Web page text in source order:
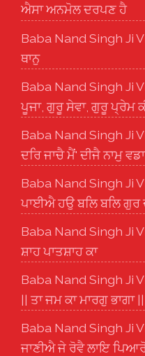
ਐਸਾ ਅਨਮੋਲ ਦਰਪਣ ਹੈ
Baba Nand Singh Ji
ਥਾਨੁ
Baba Nand Singh Ji
ਪੂਜਾ, ਗੁਰੂ ਸੇਵਾ, ਗੁਰੂ ਪ੍ਰੇਮ
Baba Nand Singh Ji
ਦਰਿ ਜਾਚੈ ਮੈਂ' ਦੀਜੈ ਨਾਮੁ
Baba Nand Singh Ji
ਪਾਈਐ ਹਉ ਬਲਿ ਬਲਿ ਗੁਰ
Baba Nand Singh Ji
ਸ਼ਾਹ ਪਾਤਸ਼ਾਹ ਕਾ
Baba Nand Singh Ji
|| ਤਾ ਜਮ ਕਾ ਮਾਰਗੁ ਭਾਗਾ ||
Baba Nand Singh Ji
ਜਾਣੀਐ ਜੇ ਰੋਵੈ ਲਾਇ